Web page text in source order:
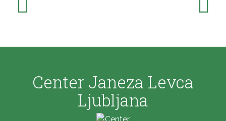
Center Janeza Levca
Ljubljana